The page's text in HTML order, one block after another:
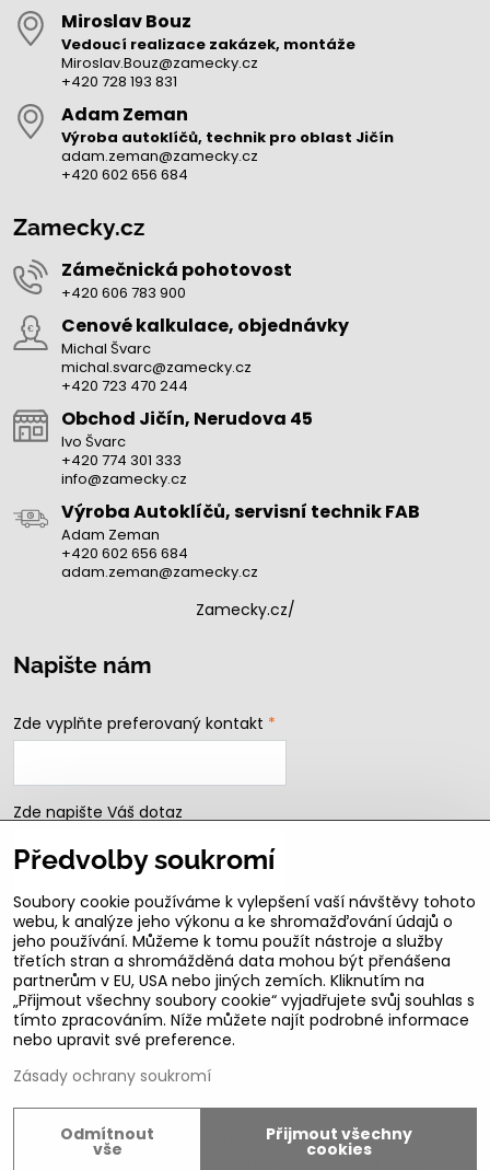
Miroslav Bouz
Vedoucí realizace zakázek, montáže
Miroslav.Bouz@zamecky.cz
+420 728 193 831
Adam Zeman
Výroba autoklíčů, technik pro oblast Jičín
adam.zeman@zamecky.cz
+420 602 656 684
Zamecky.cz
Zámečnická pohotovost
+420 606 783 900
Cenové kalkulace, objednávky
Michal Švarc
michal.svarc@zamecky.cz
+420 723 470 244
Obchod Jičín, Nerudova 45
Ivo Švarc
+420 774 301 333
info@zamecky.cz
Výroba Autoklíčů, servisní technik FAB
Adam Zeman
+420 602 656 684
adam.zeman@zamecky.cz
Zamecky.cz/
Napište nám
Zde vyplňte preferovaný kontakt *
Zde napište Váš dotaz
Odeslat
B2b podmínky pro registrované partnery
Copyright
Předvolby soukromí
Soubory cookie používáme k vylepšení vaší návštěvy tohoto
webu, k analýze jeho výkonu a ke shromažďování údajů o
jeho používání. Můžeme k tomu použít nástroje a služby
třetích stran a shromážděná data mohou být přenášena
partnerům v EU, USA nebo jiných zemích. Kliknutím na
„Přijmout všechny soubory cookie“ vyjadřujete svůj souhlas s
tímto zpracováním. Níže můžete najít podrobné informace
nebo upravit své preference.
Zásady ochrany soukromí
Přijmout všechny
cookies
Odmítnout
vše